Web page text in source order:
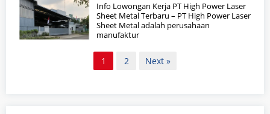
Info Lowongan Kerja PT High Power Laser
Sheet Metal Terbaru – PT High Power Laser
Sheet Metal adalah perusahaan
manufaktur
1 2 Next »